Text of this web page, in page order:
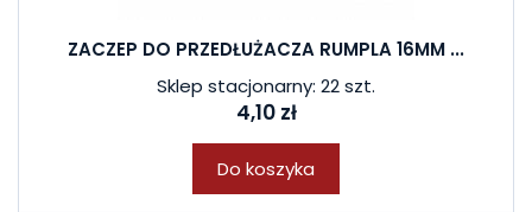
ZACZEP DO PRZEDŁUŻACZA RUMPLA 16MM ...
Sklep stacjonarny: 22 szt.
4,10 zł
Do koszyka